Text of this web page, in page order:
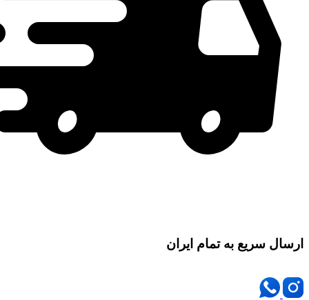
ارسال سریع به تمام ایران